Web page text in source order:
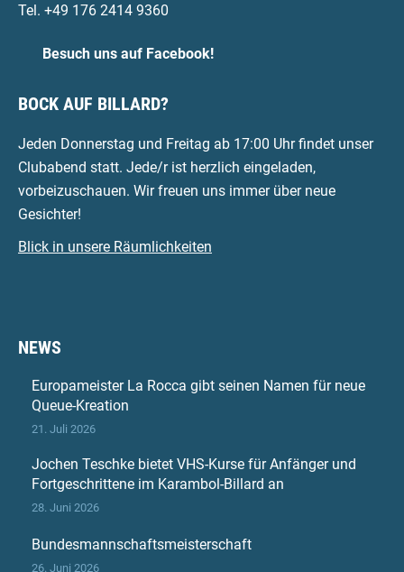
Tel. +49 176 2414 9360
Besuch uns auf Facebook!
BOCK AUF BILLARD?
Jeden Donnerstag und Freitag ab 17:00 Uhr findet unser
Clubabend statt. Jede/r ist herzlich eingeladen,
vorbeizuschauen. Wir freuen uns immer über neue
Gesichter!
Blick in unsere Räumlichkeiten
NEWS
Europameister La Rocca gibt seinen Namen für neue
Queue-Kreation
21. Juli 2026
Jochen Teschke bietet VHS-Kurse für Anfänger und
Fortgeschrittene im Karambol-Billard an
28. Juni 2026
Bundesmannschaftsmeisterschaft
26. Juni 2026